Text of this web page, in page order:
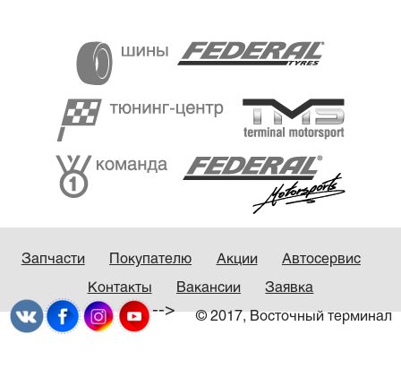
Запчасти Покупателю Акции Автосервис
Контакты Вакансии Заявка
© 2017, Восточный терминал
-->